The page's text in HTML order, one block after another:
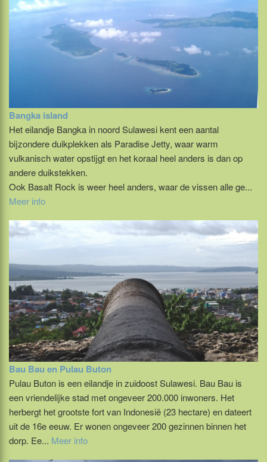
Bangka island
Het eilandje Bangka in noord Sulawesi kent een aantal
bijzondere duikplekken als Paradise Jetty, waar warm
vulkanisch water opstijgt en het koraal heel anders is dan op
andere duikstekken.
Ook Basalt Rock is weer heel anders, waar de vissen alle ge...
Meer info
Bau Bau en Pulau Buton
Pulau Buton is een eilandje in zuidoost Sulawesi. Bau Bau is
een vriendelijke stad met ongeveer 200.000 inwoners. Het
herbergt het grootste fort van Indonesië (23 hectare) en dateert
uit de 16e eeuw. Er wonen ongeveer 200 gezinnen binnen het
dorp. Ee... Meer info